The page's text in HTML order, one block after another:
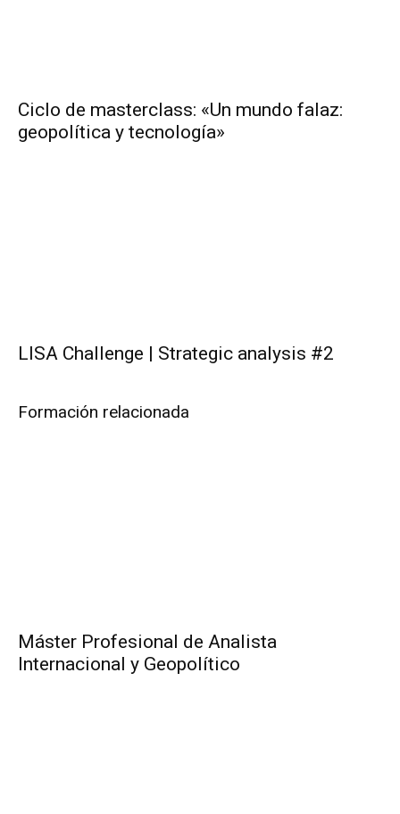
Ciclo de masterclass: «Un mundo falaz:
geopolítica y tecnología»
LISA Challenge | Strategic analysis #2
Formación relacionada
Máster Profesional de Analista
Internacional y Geopolítico